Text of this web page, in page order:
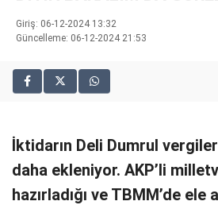
bonusu
veren
2025
deneme
siteler
editorbet
giriş
Giriş: 06-12-2024 13:32
Güncelleme: 06-12-2024 21:53
İktidarın Deli Dumrul
daha ekleniyor. AKP’li
hazırladığı ve TBMM’de ele